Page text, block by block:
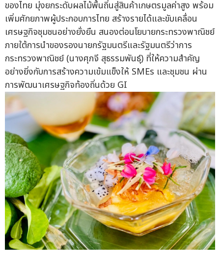
ของไทย มุ่งยกระดับผลไม้พื้นถิ่นสู่สินค้าเกษตรมูลค่าสูง พร้อม
เพิ่มศักยภาพผู้ประกอบการไทย สร้างรายได้และขับเคลื่อน
เศรษฐกิจชุมชนอย่างยั่งยืน สนองต่อนโยบายกระทรวงพาณิชย์
ภายใต้การนำของรองนายกรัฐมนตรีและรัฐมนตรีว่าการ
กระทรวงพาณิชย์ (นางศุภจี สุธรรมพันธุ์) ที่ให้ความสำคัญ
อย่างยิ่งกับการสร้างความเข้มแข็งให้ SMEs และชุมชน ผ่าน
การพัฒนาเศรษฐกิจท้องถิ่นด้วย GI